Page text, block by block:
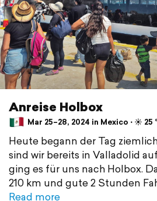
Anreise Holbox
Mar 25–28, 2024 in Mexico ⋅ ☀️ 25
Heute begann der Tag
sind wir bereits in Valladolid
ging es für uns nach Holbox.
210 km und gute 2 Stunden
Read more